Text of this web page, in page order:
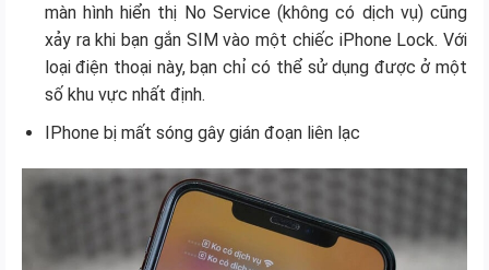
màn hình hiển thị No Service (không có dịch vụ) cũng
xảy ra khi bạn gắn SIM vào một chiếc iPhone Lock. Với
loại điện thoại này, bạn chỉ có thể sử dụng được ở một
số khu vực nhất định.
IPhone bị mất sóng gây gián đoạn liên lạc